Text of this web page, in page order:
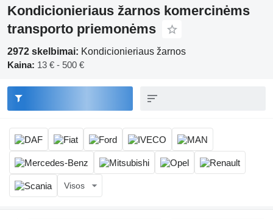
Kondicionieriaus žarnos komercinėms
transporto priemonėms
2972 skelbimai: Kondicionieriaus žarnos
Kaina: 13 € - 500 €
Visos